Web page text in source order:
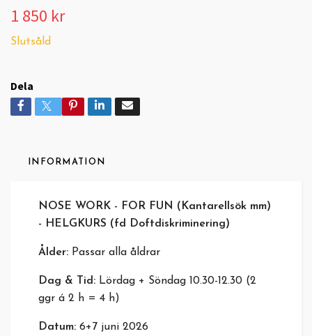
1 850 kr
Slutsåld
Dela
INFORMATION
NOSE WORK - FOR FUN (Kantarellsök mm)
- HELGKURS (fd Doftdiskriminering)
Ålder: Passar alla åldrar
Dag & Tid: Lördag + Söndag 10.30-12.30 (2
ggr á 2 h = 4 h)
Datum: 6+7 juni 2026